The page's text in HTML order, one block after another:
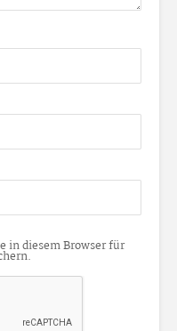
in diesem Browser für